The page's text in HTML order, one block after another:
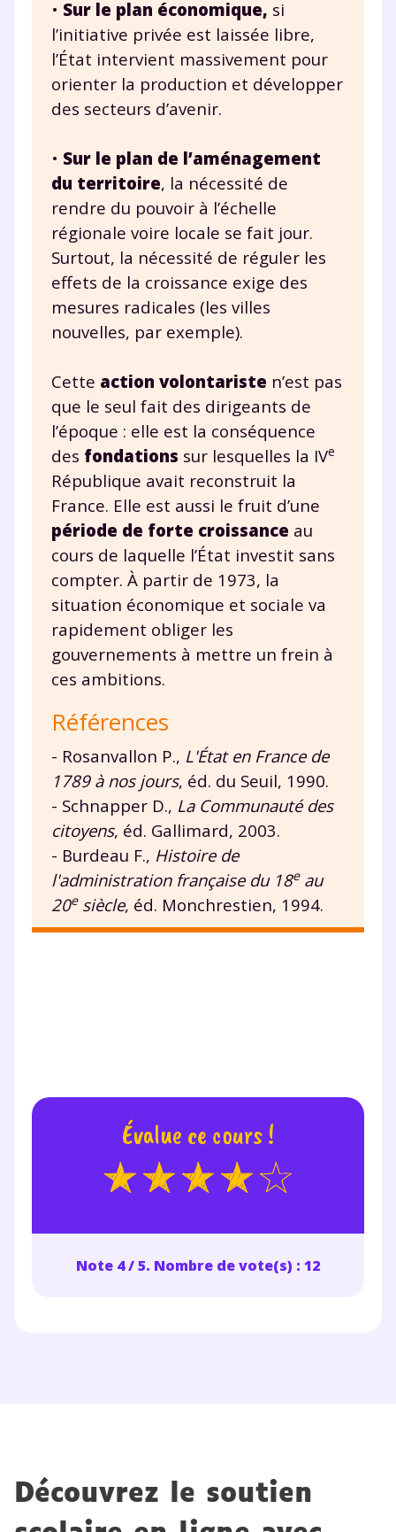
• Sur le plan économique, si
l’initiative privée est laissée libre,
l’État intervient massivement pour
orienter la production et développer
des secteurs d’avenir.
• Sur le plan de l’aménagement
du territoire, la nécessité de
rendre du pouvoir à l’échelle
régionale voire locale se fait jour.
Surtout, la nécessité de réguler les
effets de la croissance exige des
mesures radicales (les villes
nouvelles, par exemple).
Cette action volontariste n’est pas
que le seul fait des dirigeants de
l’époque : elle est la conséquence
des fondations sur lesquelles la IVe
République avait reconstruit la
France. Elle est aussi le fruit d’une
période de forte croissance au
cours de laquelle l’État investit sans
compter. À partir de 1973, la
situation économique et sociale va
rapidement obliger les
gouvernements à mettre un frein à
ces ambitions.
Références
- Rosanvallon P., L'État en France de
1789 à nos jours, éd. du Seuil, 1990.
- Schnapper D., La Communauté des
citoyens, éd. Gallimard, 2003.
- Burdeau F., Histoire de
l'administration française du 18eau
20esiècle, éd. Monchrestien, 1994.
Évalue ce cours !
Note 4 / 5. Nombre de vote(s) : 12
Découvrez le soutien